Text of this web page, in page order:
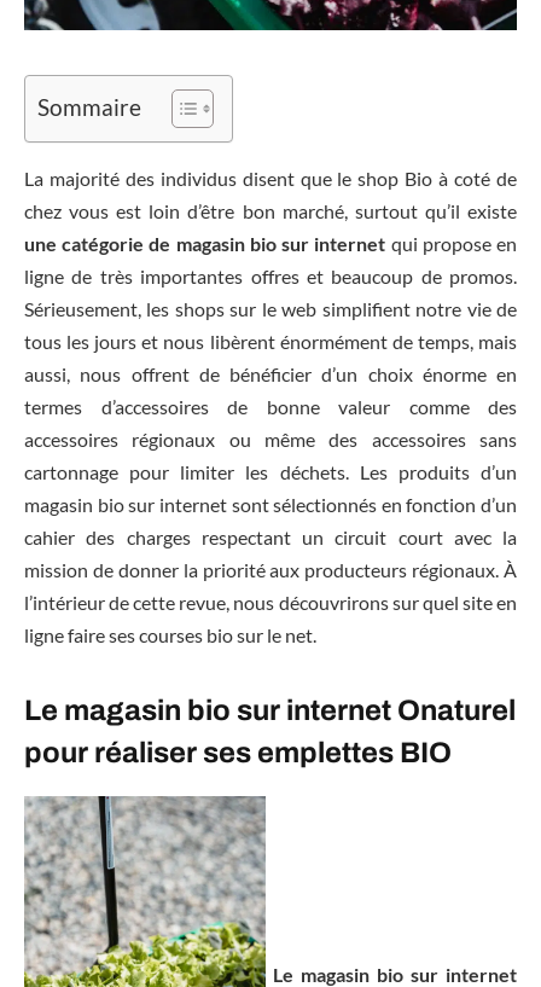
Sommaire
La majorité des individus disent que le shop Bio à coté de
chez vous est loin d’être bon marché, surtout qu’il existe
une catégorie de magasin bio sur internet qui propose en
ligne de très importantes offres et beaucoup de promos.
Sérieusement, les shops sur le web simplifient notre vie de
tous les jours et nous libèrent énormément de temps, mais
aussi, nous offrent de bénéficier d’un choix énorme en
termes d’accessoires de bonne valeur comme des
accessoires régionaux ou même des accessoires sans
cartonnage pour limiter les déchets. Les produits d’un
magasin bio sur internet sont sélectionnés en fonction d’un
cahier des charges respectant un circuit court avec la
mission de donner la priorité aux producteurs régionaux. À
l’intérieur de cette revue, nous découvrirons sur quel site en
ligne faire ses courses bio sur le net.
Le magasin bio sur internet Onaturel
pour réaliser ses emplettes BIO
Le magasin bio sur internet